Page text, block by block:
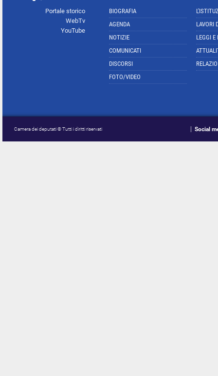
Portale storico
WebTv
YouTube
BIOGRAFIA
AGENDA
NOTIZIE
COMUNICATI
DISCORSI
FOTO/VIDEO
LAVORI
LEGGI E
Camera dei deputati © Tutti i diritti riservati Social